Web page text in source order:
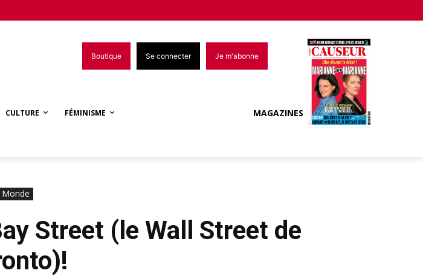
Boutique Se connecter Je m'abonne
CULTURE FÉMINISME MAGAZINES
Monde
Street (le Wall Street de